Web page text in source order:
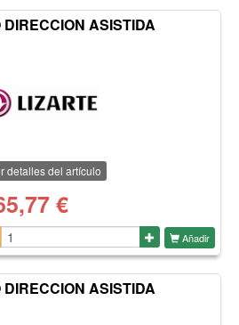
ASISTIDA
detalles del artículo
€
Añadir
ASISTIDA